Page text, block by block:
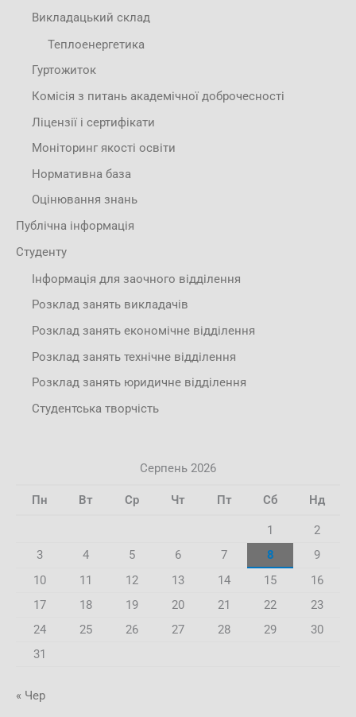
Викладацький склад
Теплоенергетика
Гуртожиток
Комісія з питань академічної доброчесності
Ліцензії і сертифікати
Моніторинг якості освіти
Нормативна база
Оцінювання знань
Публічна інформація
Студенту
Інформація для заочного відділення
Розклад занять викладачів
Розклад занять економічне відділення
Розклад занять технічне відділення
Розклад занять юридичне відділення
Студентська творчість
Серпень 2026
Пн Вт Ср Чт Пт Сб Нд
1
2
3
4 5 6 7 8
9
10
11 12 13 14 15
16
17
18 19 20 21 22
23
24
25 26 27 28 29
30
31
« Чер